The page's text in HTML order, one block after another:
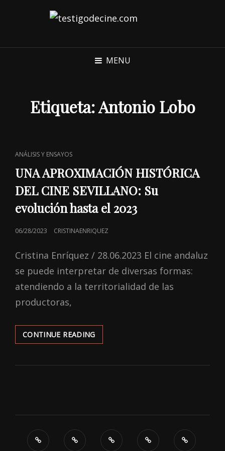
MENU
Etiqueta:Antonio Lobo
CAT
LINKS
ANÁLISIS Y ENSAYOS
UNA APROXIMACIÓN HISTÓRICA
DEL CINE SEVILLANO: Su
evolución hasta el 2023
POSTED
06/28/2023 CRISTINAENRIQUEZ
Cristina Enríquez / 28.06.2023 El cine andaluz
se puede interpretar de diversas formas:
atendiendo a la territorialidad de las
productoras,
CONTINUE READINGUNA
APROXIMACIÓN
DEL
HASTA
2023